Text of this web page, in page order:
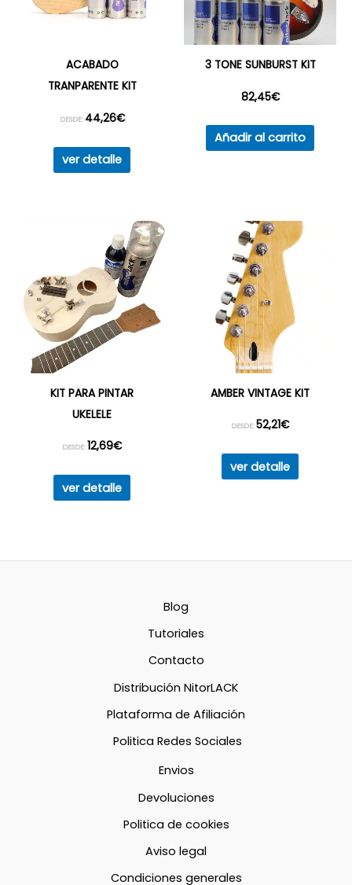
ACABADO
TRANPARENTE KIT
DESDE: 44,26€
ver detalle
3 TONE SUNBURST KIT
82,45€
Añadir al carrito
KIT PARA PINTAR
UKELELE
DESDE:12,69€
ver detalle
AMBER VINTAGE KIT
DESDE:52,21€
ver detalle
Blog
Tutoriales
Contacto
Distribución NitorLACK
Plataforma de Afiliación
Politica Redes Sociales
Envios
Devoluciones
Politica de cookies
Aviso legal
Condiciones generales